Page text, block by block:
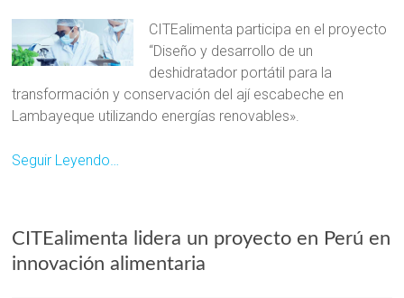
CITEalimenta participa en el proyecto
“Diseño y desarrollo de un
deshidratador portátil para la
transformación y conservación del ají escabeche en
Lambayeque utilizando energías renovables».
Seguir Leyendo…
CITEalimenta lidera un proyecto en Perú en
innovación alimentaria